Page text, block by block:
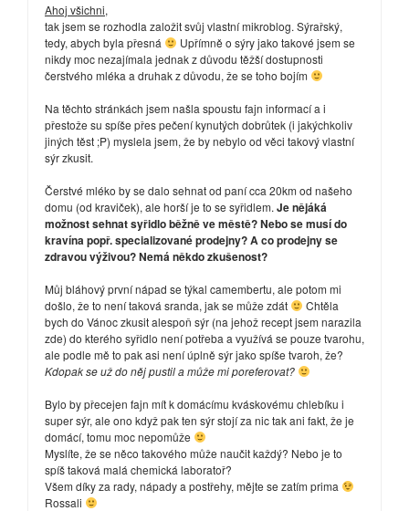
Ahoj všichni,
tak jsem se rozhodla založit svůj vlastní mikroblog. Sýrařský,
tedy, abych byla přesná
Upřímně o sýry jako takové jsem se
nikdy moc nezajímala jednak z důvodu těžší dostupnosti
čerstvého mléka a druhak z důvodu, že se toho bojím
Na těchto stránkách jsem našla spoustu fajn informací a i
přestože su spíše přes pečení kynutých dobrůtek (i jakýchkoliv
jiných těst ;P) myslela jsem, že by nebylo od věci takový vlastní
sýr zkusit.
Čerstvé mléko by se dalo sehnat od paní cca 20km od našeho
domu (od kraviček), ale horší je to se syřidlem. Je nějáká
možnost sehnat syřidlo běžně ve městě? Nebo se musí do
kravína popř. specializované prodejny? A co prodejny se
zdravou výživou? Nemá někdo zkušenost?
Můj bláhový první nápad se týkal camembertu, ale potom mi
došlo, že to není taková sranda, jak se může zdát
Chtěla
bych do Vánoc zkusit alespoň sýr (na jehož recept jsem narazila
zde) do kterého syřidlo není potřeba a využívá se pouze tvarohu,
ale podle mě to pak asi není úplně sýr jako spíše tvaroh, že?
Kdopak se už do něj pustil a může mi poreferovat?
Bylo by přecejen fajn mít k domácímu kváskovému chlebíku i
super sýr, ale ono když pak ten sýr stojí za nic tak ani fakt, že je
domácí, tomu moc nepomůže
Myslíte, že se něco takového může naučit každý? Nebo je to
spíš taková malá chemická laboratoř?
Všem díky za rady, nápady a postřehy, mějte se zatím prima
Rossali